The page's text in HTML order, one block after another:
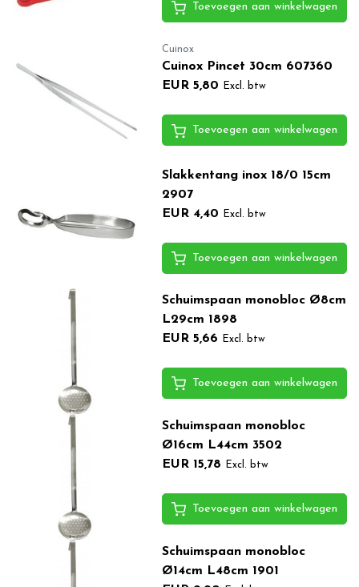
Toevoegen aan winkelwagen
Cuinox
Cuinox Pincet 30cm 607360
EUR 5,80
Excl. btw
Toevoegen aan winkelwagen
Slakkentang inox 18/0 15cm
2907
EUR 4,40
Excl. btw
Toevoegen aan winkelwagen
Schuimspaan monobloc Ø8cm
L29cm 1898
EUR 5,66
Excl. btw
Toevoegen aan winkelwagen
Schuimspaan monobloc
Ø16cm L44cm 3502
EUR 15,78
Excl. btw
Toevoegen aan winkelwagen
Schuimspaan monobloc
Ø14cm L48cm 1901